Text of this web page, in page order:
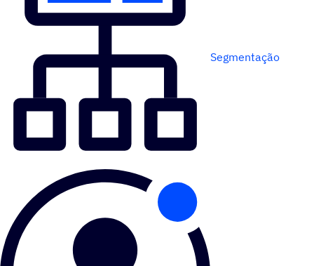
Segmentação